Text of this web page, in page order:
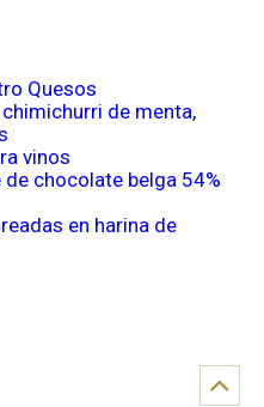
Quesos
de menta,
vinos
chocolate belga 54%
en harina de